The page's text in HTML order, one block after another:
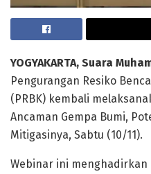
YOGYAKARTA, Suara
Pengurangan Resiko
(PRBK) kembali
Ancaman Gempa Bumi,
Mitigasinya, Sabtu (10/11).
Webinar ini menghadirkan